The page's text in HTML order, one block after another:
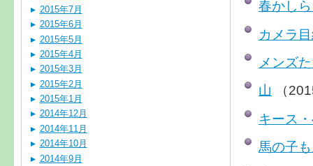
春かし
カメラ
メンズ
山 （
キース
馬の子
2015年7月
2015年6月
2015年5月
2015年4月
2015年3月
2015年2月
2015年1月
2014年12月
2014年11月
2014年10月
2014年9月